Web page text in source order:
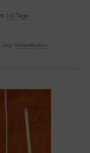
1-2 Tage
zzgl. Versandkosten